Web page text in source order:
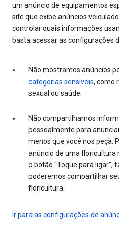
um anúncio de equipamentos
site que exibe anúncios
controlar quais informações
basta acessar as configurações
Não mostramos anúncios
categorias sensíveis, como
sexual ou saúde.
Não compartilhamos
pessoalmente para
menos que você nos peça.
anúncio de uma floricultura
o botão "Toque para ligar",
poderemos compartilhar
floricultura.
Ir para as configurações de